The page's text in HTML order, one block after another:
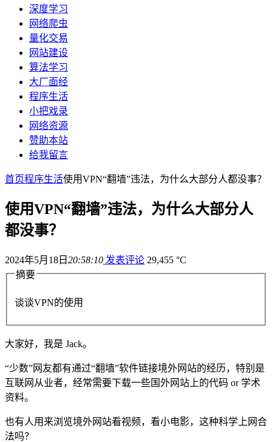
深度学习
网络爬虫
量化交易
网站建设
算法学习
大厂面经
程序生活
小把戏录
网络资源
赞助本站
给我留言
首页程序生活使用VPN“翻墙”违法，为什么大部分人都没事？
使用VPN“翻墙”违法，为什么大部分人
都没事？
2024年5月18日 20:58:10 发表评论 29,455 °C
摘要
谈谈VPN的使用
大家好，我是 Jack。
“少数”网友都有通过“翻墙”软件链接境外网站的经历，特别是
互联网从业者，经常需要下载一些国外网站上的代码 or 学术
资料。
也有人用来浏览境外网站看视频，看小电影，这种科学上网合
法吗？